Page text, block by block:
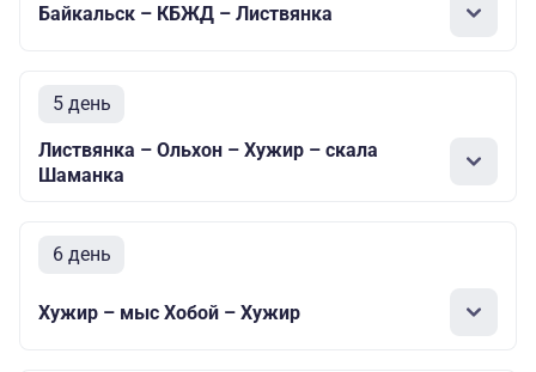
Байкальск – КБЖД – Листвянка
5 день
Листвянка – Ольхон – Хужир – скала
Шаманка
6 день
Хужир – мыс Хобой – Хужир